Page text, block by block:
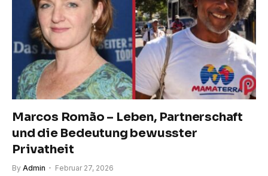
Marcos Romão – Leben, Partnerschaft
und die Bedeutung bewusster
Privatheit
By Admin Februar 27, 2026